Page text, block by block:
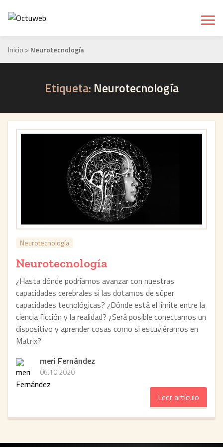
Inicio > Neurotecnología
Etiqueta: Neurotecnología
Neurotecnología
Neurotecnología
¿Hasta dónde podríamos avanzar con nuestras
capacidades cerebrales si las dotamos de súper
capacidades tecnológicas? ¿Dónde está el límite entre la
ciencia ficción y la realidad? ¿Será posible conectarnos un
dispositivo y aprender cosas como si estuviéramos en
Matrix?
meri Fernández
06.10.2020
Leer artículo